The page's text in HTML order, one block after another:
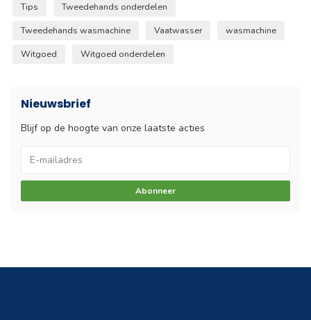
Tips
Tweedehands onderdelen
Tweedehands wasmachine
Vaatwasser
wasmachine
Witgoed
Witgoed onderdelen
Nieuwsbrief
Blijf op de hoogte van onze laatste acties
Abonneer